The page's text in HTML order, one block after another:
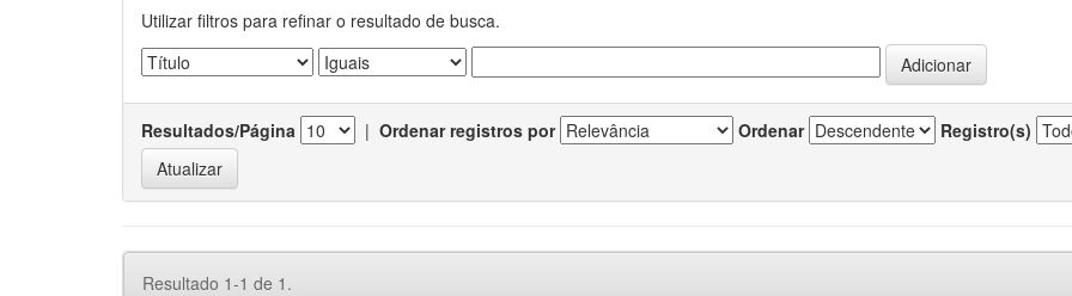
Utilizar filtros para refinar o resultado de busca.
Resultados/Página | Ordenar registros por Ordenar Registro(s)
Resultado 1-1 de 1.